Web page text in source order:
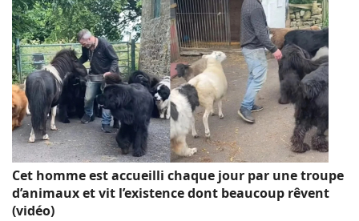
Cet homme est accueilli chaque jour par une troupe
d’animaux et vit l’existence dont beaucoup rêvent
(vidéo)